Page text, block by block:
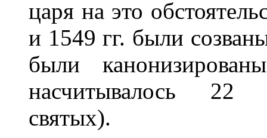
царя на это
и 1549 гг. были
были
насчитывалось 22
святых).